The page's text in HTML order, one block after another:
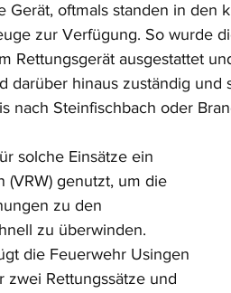
Gerät, oftmals standen in den
zur Verfügung. So wurde
Rettungsgerät ausgestattet
darüber hinaus zuständig und
nach Steinfischbach oder
solche Einsätze ein
(VRW) genutzt, um die
zu den
zu überwinden.
die Feuerwehr Usingen
zwei Rettungssätze und